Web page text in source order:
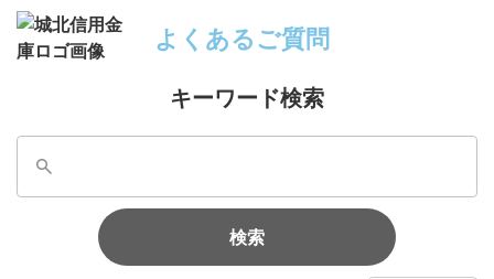
よくあるご質問
キーワード検索
検索